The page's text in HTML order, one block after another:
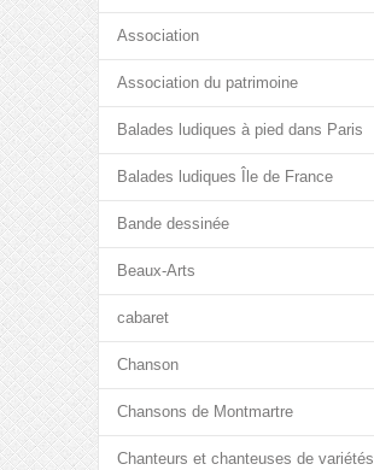
Association
Association du patrimoine
Balades ludiques à pied dans Paris
Balades ludiques Île de France
Bande dessinée
Beaux-Arts
cabaret
Chanson
Chansons de Montmartre
Chanteurs et chanteuses de variétés